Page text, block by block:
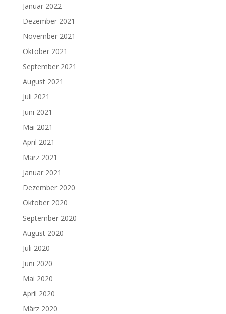
Januar 2022
Dezember 2021
November 2021
Oktober 2021
September 2021
August 2021
Juli 2021
Juni 2021
Mai 2021
April 2021
März 2021
Januar 2021
Dezember 2020
Oktober 2020
September 2020
August 2020
Juli 2020
Juni 2020
Mai 2020
April 2020
März 2020